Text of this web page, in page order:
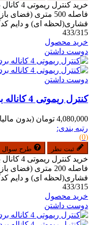
خرید
فاصله 500 متری
433/315
خرید محصول
دوست داشتن
دوست داشتن
کنترل ریموتی 4 کاناله برد متوسط LR4092
4,080,000 تومان
(بدون
رتبه بندی:
(0)
ثبت نظر طرح سوال
خرید
فاصله 200 متری
433/315
خرید محصول
دوست داشتن